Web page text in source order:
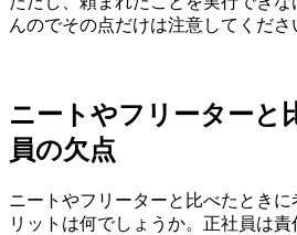
んのでその点だけは注意してくださ
ニートやフリーターと
員の欠点
ニートやフリーターと比べたとき
リットは何でしょうか。正社員は